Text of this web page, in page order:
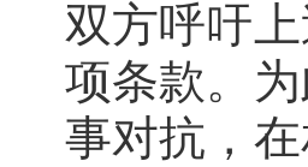
双方呼吁
项条款。
事对抗，